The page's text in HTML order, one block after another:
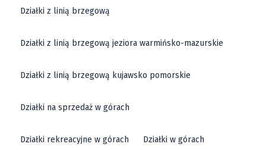
Działki z linią brzegową
Działki z linią brzegową jeziora warmińsko-mazurskie
Działki z linią brzegową kujawsko pomorskie
Działki na sprzedaż w górach
Działki rekreacyjne w górach Działki w górach